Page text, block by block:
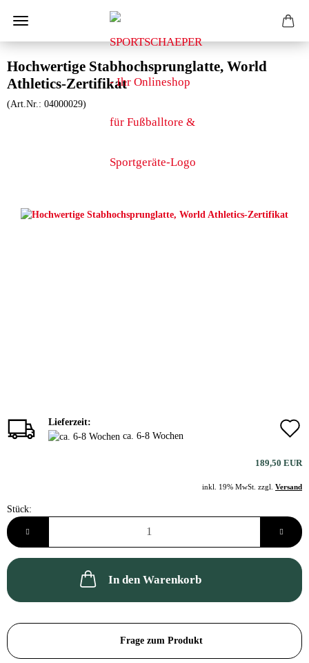
Hochwertige Stabhochsprunglatte, World
Athletics-Zertifikat
(Art.Nr.: 04000029)
Lieferzeit:
ca. 6-8 Wochen
189,50 EUR
inkl. 19% MwSt. zzgl. Versand
Stück:
Stück
In den Warenkorb
Frage zum Produkt